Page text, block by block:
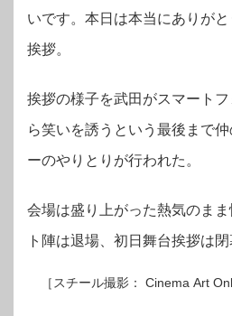
いです。本日は本当にありが
挨拶。
挨拶の様子を武田がスマート
ら笑いを誘うという最後まで
ーのやりとりが行われた。
会場は盛り上がった熱気のま
ト陣は退場、初日舞台挨拶は閉
［スチール撮影： Cinema Art